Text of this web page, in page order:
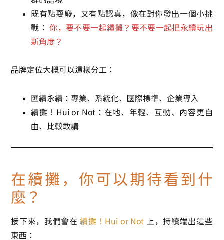
既有點耍廢，又有點認真，像在對你發出一個小挑
戰：
你，要不要一起續攤？要不要一起把永續玩出
新角度？
品牌定位大概可以這樣分工：
匯續永續 ：專業、系統化、國際標準、企業導入
續攤！Hui or Not ：在地、年輕、互動、內容更自
由、比較敢講
在續攤，你可以期待看到什
麼？
接下來，我們會在續攤！Hui or Not
上，持續端出這些
東西：